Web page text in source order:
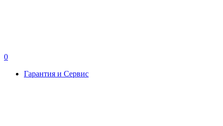
0
Гарантия и Сервис